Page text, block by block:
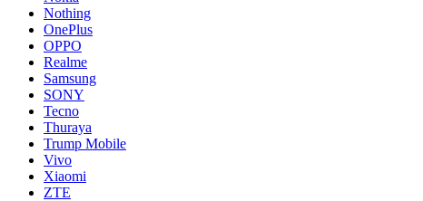
Nothing
OnePlus
OPPO
Realme
Samsung
SONY
Tecno
Thuraya
Trump Mobile
Vivo
Xiaomi
ZTE